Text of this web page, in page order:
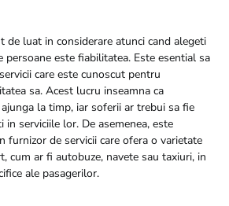
luat in considerare atunci cand alegeti
persoane este fiabilitatea. Este esential sa
care este cunoscut pentru
sa. Acest lucru inseamna ca
la timp, iar soferii ar trebui sa fie
serviciile lor. De asemenea, este
furnizor de servicii care ofera o varietate
cum ar fi autobuze, navete sau taxiuri, in
ale pasagerilor.